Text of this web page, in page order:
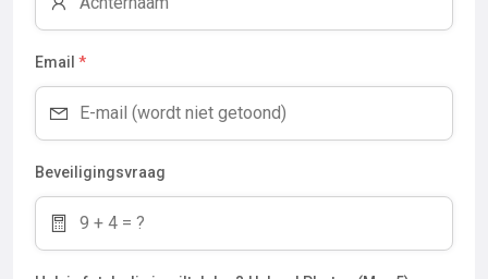
Email *
Beveiligingsvraag